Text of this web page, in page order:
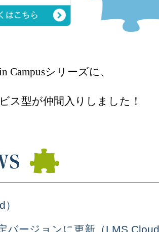
Campusシリーズに、
ス型が仲間⼊りしました！
バージョンに更新（LMS Cloud